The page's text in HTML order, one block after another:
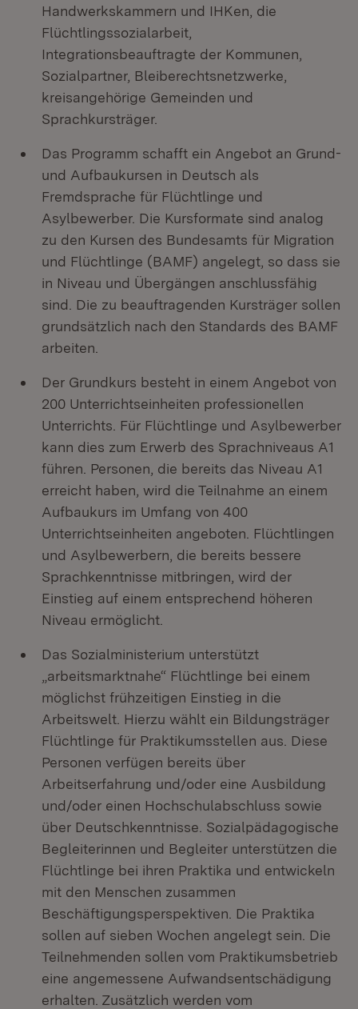
Handwerkskammern und IHKen, die
Flüchtlingssozialarbeit,
Integrationsbeauftragte der Kommunen,
Sozialpartner, Bleiberechtsnetzwerke,
kreisangehörige Gemeinden und
Sprachkursträger.
Das Programm schafft ein Angebot an Grund-
und Aufbaukursen in Deutsch als
Fremdsprache für Flüchtlinge und
Asylbewerber. Die Kursformate sind analog
zu den Kursen des Bundesamts für Migration
und Flüchtlinge (BAMF) angelegt, so dass sie
in Niveau und Übergängen anschlussfähig
sind. Die zu beauftragenden Kursträger sollen
grundsätzlich nach den Standards des BAMF
arbeiten.
Der Grundkurs besteht in einem Angebot von
200 Unterrichtseinheiten professionellen
Unterrichts. Für Flüchtlinge und Asylbewerber
kann dies zum Erwerb des Sprachniveaus A1
führen. Personen, die bereits das Niveau A1
erreicht haben, wird die Teilnahme an einem
Aufbaukurs im Umfang von 400
Unterrichtseinheiten angeboten. Flüchtlingen
und Asylbewerbern, die bereits bessere
Sprachkenntnisse mitbringen, wird der
Einstieg auf einem entsprechend höheren
Niveau ermöglicht.
Das Sozialministerium unterstützt
„arbeitsmarktnahe“ Flüchtlinge bei einem
möglichst frühzeitigen Einstieg in die
Arbeitswelt. Hierzu wählt ein Bildungsträger
Flüchtlinge für Praktikumsstellen aus. Diese
Personen verfügen bereits über
Arbeitserfahrung und/oder eine Ausbildung
und/oder einen Hochschulabschluss sowie
über Deutschkenntnisse. Sozialpädagogische
Begleiterinnen und Begleiter unterstützen die
Flüchtlinge bei ihren Praktika und entwickeln
mit den Menschen zusammen
Beschäftigungsperspektiven. Die Praktika
sollen auf sieben Wochen angelegt sein. Die
Teilnehmenden sollen vom Praktikumsbetrieb
eine angemessene Aufwandsentschädigung
erhalten. Zusätzlich werden vom